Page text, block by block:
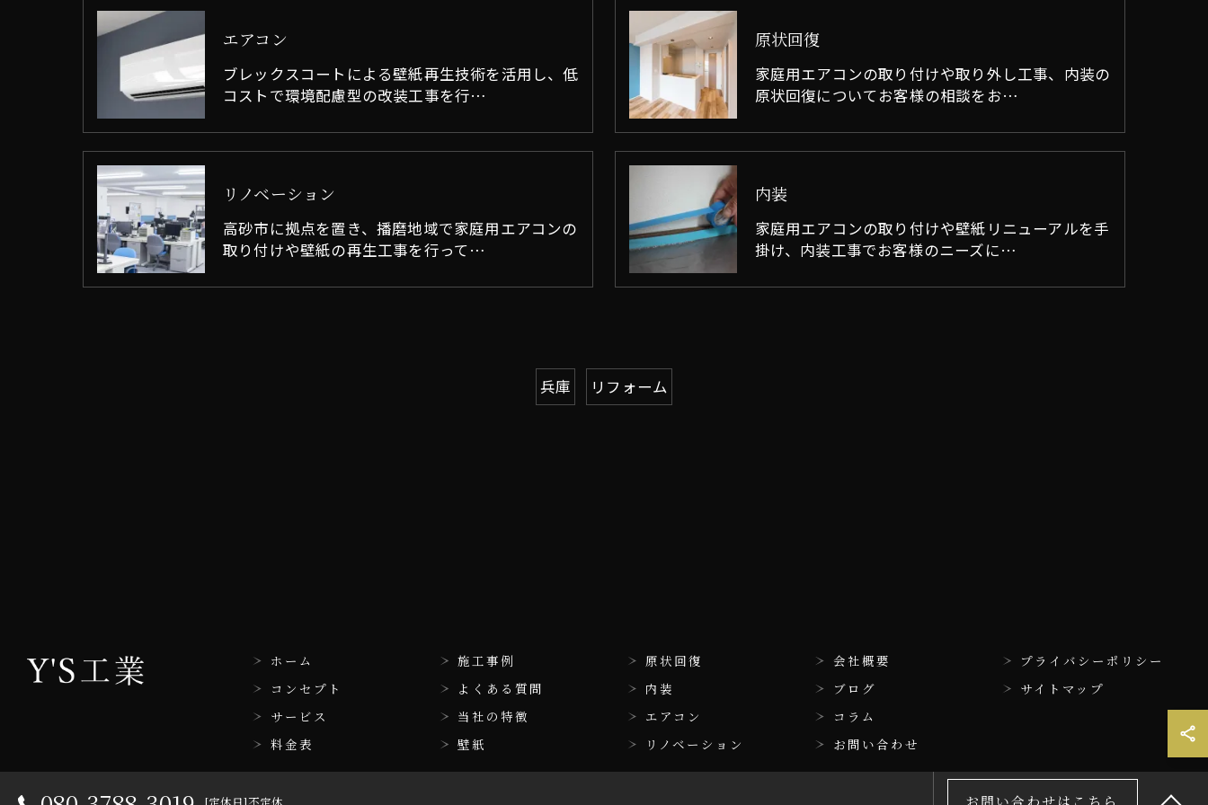
エアコン
ブレックスコートによる壁紙再生技術を活用し、低
コストで環境配慮型の改装工事を行…
原状回復
家庭用エアコンの取り付けや取り外し工事、内装の
原状回復についてお客様の相談をお…
リノベーション
高砂市に拠点を置き、播磨地域で家庭用エアコンの
取り付けや壁紙の再生工事を行って…
内装
家庭用エアコンの取り付けや壁紙リニューアルを手
掛け、内装工事でお客様のニーズに…
兵庫 リフォーム
お問い合わせはこちら
ホーム
コンセプト
サービス
料金表
施工事例
よくある質問
当社の特徴
壁紙
原状回復
内装
エアコン
リノベーション
会社概要
ブログ
コラム
お問い合わせ
プライバシーポリシー
サイトマップ